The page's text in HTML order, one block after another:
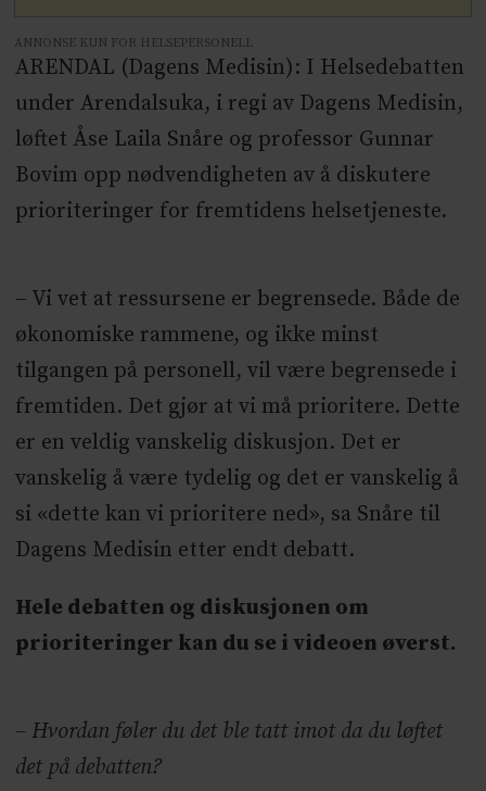
ANNONSE KUN FOR HELSEPERSONELL
ARENDAL (Dagens Medisin): I Helsedebatten
under Arendalsuka, i regi av Dagens Medisin,
løftet Åse Laila Snåre og professor Gunnar
Bovim opp nødvendigheten av å diskutere
prioriteringer for fremtidens helsetjeneste.
– Vi vet at ressursene er begrensede. Både de
økonomiske rammene, og ikke minst
tilgangen på personell, vil være begrensede i
fremtiden. Det gjør at vi må prioritere. Dette
er en veldig vanskelig diskusjon. Det er
vanskelig å være tydelig og det er vanskelig å
si «dette kan vi prioritere ned», sa Snåre til
Dagens Medisin etter endt debatt.
Hele debatten og diskusjonen om
prioriteringer kan du se i videoen øverst.
– Hvordan føler du det ble tatt imot da du løftet
det på debatten?